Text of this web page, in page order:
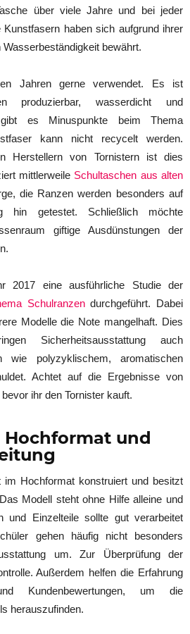
über viele Jahre und bei jeder
Kunstfasern haben sich aufgrund ihrer
bewährt.
Jahren gerne verwendet. Es ist
produzierbar, wasserdicht und
gibt es Minuspunkte beim Thema
kann nicht recycelt werden.
Herstellern von Tornistern ist dies
mittlerweile Schultaschen aus alten
die Ranzen werden besonders auf
hin getestet. Schließlich möchte
giftige Ausdünstungen der
2017 eine ausführliche Studie der
Schulranzendurchgeführt. Dabei
Modelle die Note mangelhaft. Dies
Sicherheitsausstattung auch
wie polyzyklischem, aromatischen
Achtet auf die Ergebnisse von
ihr den Tornister kauft.
Hochformat und
im Hochformat konstruiert und besitzt
Modell steht ohne Hilfe alleine und
und Einzelteile sollte gut verarbeitet
gehen häufig nicht besonders
um. Zur Überprüfung der
Außerdem helfen die Erfahrung
Kundenbewertungen, um die
herauszufinden.